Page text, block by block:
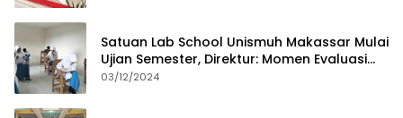
Satuan Lab School Unismuh Makassar Mulai
Ujian Semester, Direktur: Momen Evaluasi
Proses Pembelajaran
03/12/2024